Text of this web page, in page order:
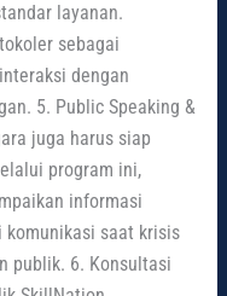
layanan.
sebagai
dengan
5. Public Speaking &
juga harus siap
program ini,
informasi
komunikasi saat krisis
publik. 6. Konsultasi